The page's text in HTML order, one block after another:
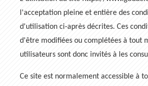
l'acceptation pleine et entière des
d'utilisation ci-après décrites. Ces
d'être modifiées ou complétées à tout
utilisateurs sont donc invités à les
Ce site est normalement accessible à